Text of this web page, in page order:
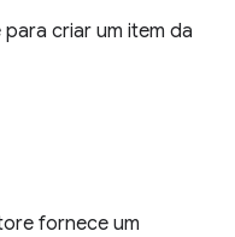
criar um item da
fornece um